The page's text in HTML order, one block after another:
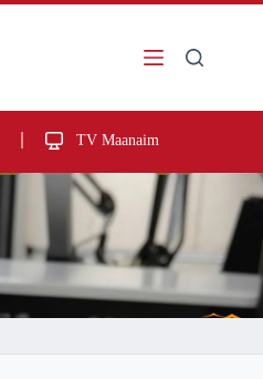
TV Maanaim